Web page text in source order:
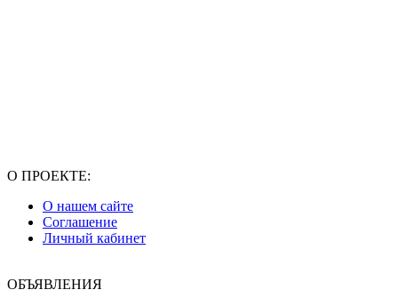
О ПРОЕКТЕ:
О нашем сайте
Соглашение
Личный кабинет
ОБЪЯВЛЕНИЯ